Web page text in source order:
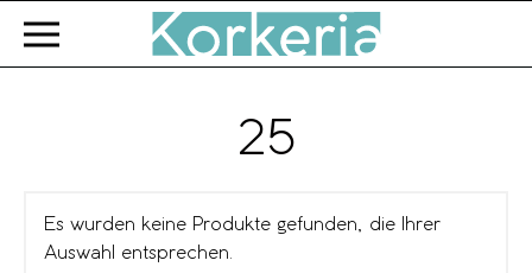
Zum Hauptinhalt springen
25
Es wurden keine Produkte gefunden, die Ihrer
Auswahl entsprechen.